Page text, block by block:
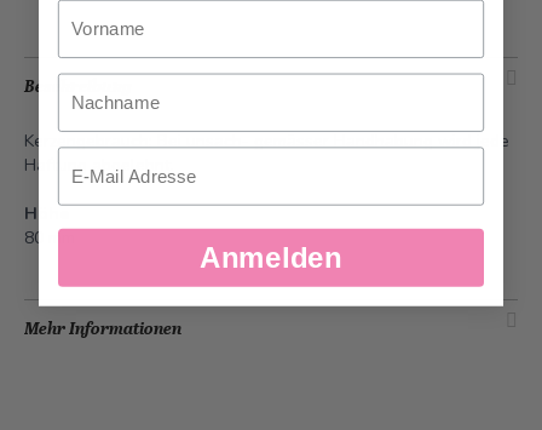
Beschreibung
Kerzengebrauch: Bei unsach- gemässer Handhabung wird jede
Haftung abgelehnt.
Höhe
80 mm
Mehr Informationen
Nachname
Email
Anmelden